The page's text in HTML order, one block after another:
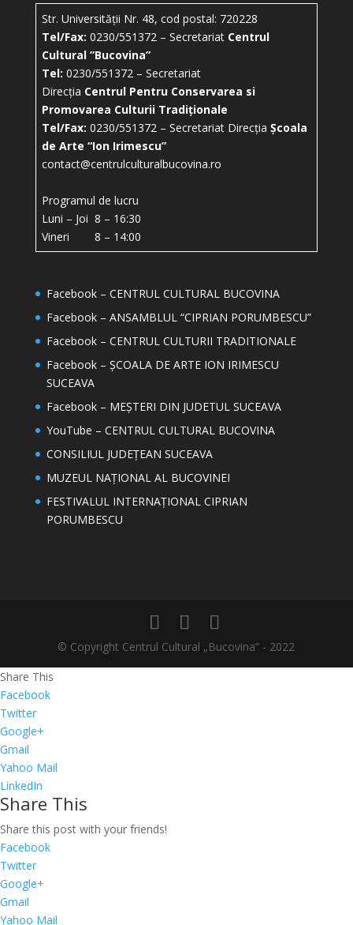
Str. Universității Nr. 48, cod postal: 720228
Tel/Fax: 0230/551372 – Secretariat Centrul
Cultural ”Bucovina”
Tel: 0230/551372 – Secretariat
Direcția Centrul Pentru Conservarea si
Promovarea Culturii Tradiționale
Tel/Fax: 0230/551372 – Secretariat Direcția Școala
de Arte “Ion Irimescu”
contact@centrulculturalbucovina.ro
Programul de lucru
Luni – Joi 8 – 16:30
Vineri 8 – 14:00
Facebook – CENTRUL CULTURAL BUCOVINA
Facebook – ANSAMBLUL “CIPRIAN PORUMBESCU”
Facebook – CENTRUL CULTURII TRADITIONALE
Facebook – ȘCOALA DE ARTE ION IRIMESCU
SUCEAVA
Facebook – MEȘTERI DIN JUDETUL SUCEAVA
YouTube – CENTRUL CULTURAL BUCOVINA
CONSILIUL JUDEȚEAN SUCEAVA
MUZEUL NAȚIONAL AL BUCOVINEI
FESTIVALUL INTERNAȚIONAL CIPRIAN
PORUMBESCU
© Copyright Centrul Cultural „Bucovina” - 2022
Share This
Facebook
Twitter
Google+
Gmail
Yahoo Mail
LinkedIn
Share This
Share this post with your friends!
Facebook
Twitter
Google+
Gmail
Yahoo Mail